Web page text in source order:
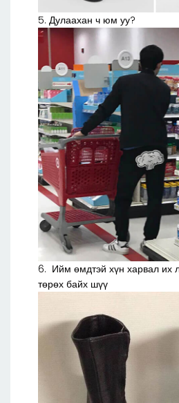
5. Дулаахан ч юм уу?
6. Ийм өмдтэй хүн харвал их
төрөх байх шүү